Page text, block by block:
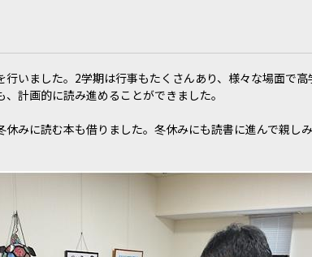
いました。2学期は行事もたくさんあり、様々な場面で
計画的に読み進めることができました。
みに読む本も借りました。冬休みにも読書に進んで親し